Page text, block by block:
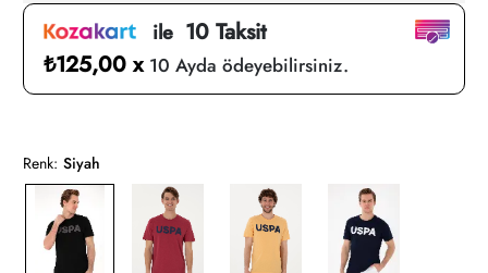
ile10 Taksit
₺125,00 x 10 Ayda ödeyebilirsiniz.
Renk: Siyah